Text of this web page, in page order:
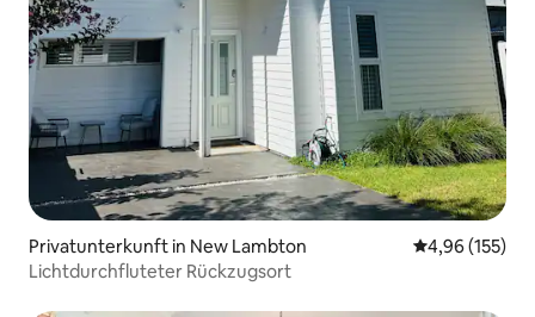
Privatunterkunft in New Lambton
4,96 (155)
Lichtdurchfluteter Rückzugsort